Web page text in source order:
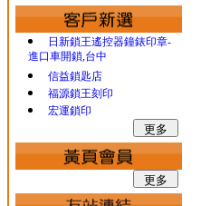
日新鎖王遙控器鐘錶印章-
進口車開鎖,台中
信益鎖匙店
福源鎖王刻印
宏運鎖印